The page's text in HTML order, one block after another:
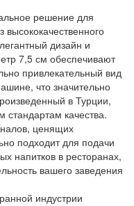
решение для
дизайн и
7,5 см обеспечивают
привлекательный вид
что значительно
в Турции,
стандартам качества.
ценящих
подходит для подачи
напитков в ресторанах,
вашего заведения
индустрии